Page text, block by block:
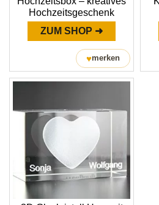
Hochzeitsgeschenk
ZUM SHOP ➜
♥merken